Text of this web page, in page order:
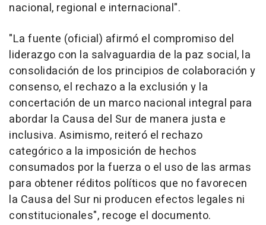
nacional, regional e internacional".
"La fuente (oficial) afirmó el compromiso del
liderazgo con la salvaguardia de la paz social, la
consolidación de los principios de colaboración y
consenso, el rechazo a la exclusión y la
concertación de un marco nacional integral para
abordar la Causa del Sur de manera justa e
inclusiva. Asimismo, reiteró el rechazo
categórico a la imposición de hechos
consumados por la fuerza o el uso de las armas
para obtener réditos políticos que no favorecen
la Causa del Sur ni producen efectos legales ni
constitucionales", recoge el documento.